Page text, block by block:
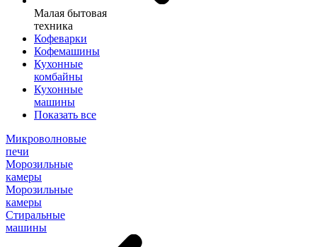
Малая бытовая
техника
Кофеварки
Кофемашины
Кухонные
комбайны
Кухонные
машины
Показать все
Микроволновые
печи
Морозильные
камеры
Морозильные
камеры
Стиральные
машины